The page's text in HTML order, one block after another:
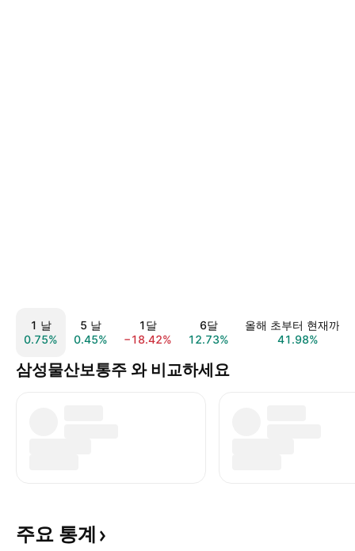
1 날
0.75%
5 날
0.45%
1달
−18.42%
6달
12.73%
올해 초부터 현재까지
41.98%
삼성물산보통주 와 비교하세요
주요 통계